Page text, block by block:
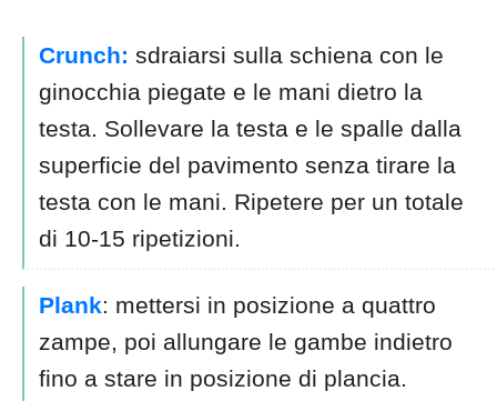
Crunch: sdraiarsi sulla schiena con le
ginocchia piegate e le mani dietro la
testa. Sollevare la testa e le spalle dalla
superficie del pavimento senza tirare la
testa con le mani. Ripetere per un totale
di 10-15 ripetizioni.
Plank: mettersi in posizione a quattro
zampe, poi allungare le gambe indietro
fino a stare in posizione di plancia.